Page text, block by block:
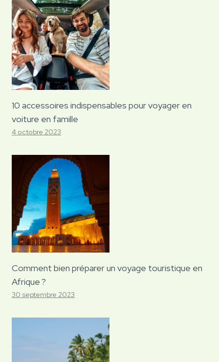
10 accessoires indispensables pour voyager en
voiture en famille
4 octobre 2023
Comment bien préparer un voyage touristique en
Afrique ?
30 septembre 2023